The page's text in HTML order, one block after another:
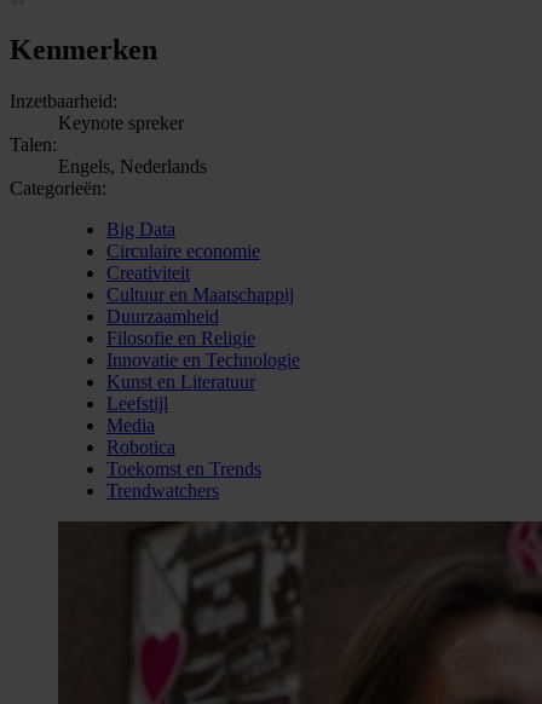
Kenmerken
Inzetbaarheid:
Keynote spreker
Talen:
Engels, Nederlands
Categorieën:
Big Data
Circulaire economie
Creativiteit
Cultuur en Maatschappij
Duurzaamheid
Filosofie en Religie
Innovatie en Technologie
Kunst en Literatuur
Leefstijl
Media
Robotica
Toekomst en Trends
Trendwatchers